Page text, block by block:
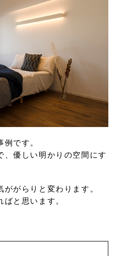
です。
、優しい明かりの空間にす
がらりと変わります。
と思います。